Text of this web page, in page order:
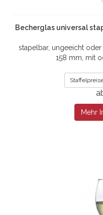
Becherglas universal
stapelbar, ungeeicht
158 mm, mit
Mehr